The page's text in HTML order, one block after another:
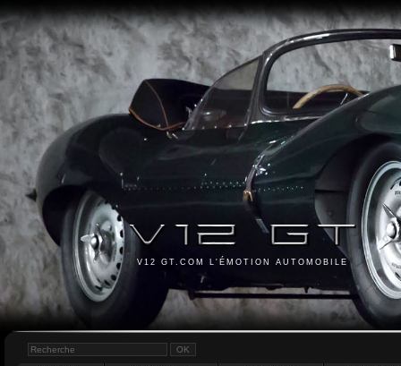
V12 GT.COM L'ÉMOTION AUTOMOBILE